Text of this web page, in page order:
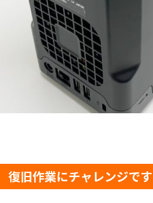
復旧作業にチャレンジです